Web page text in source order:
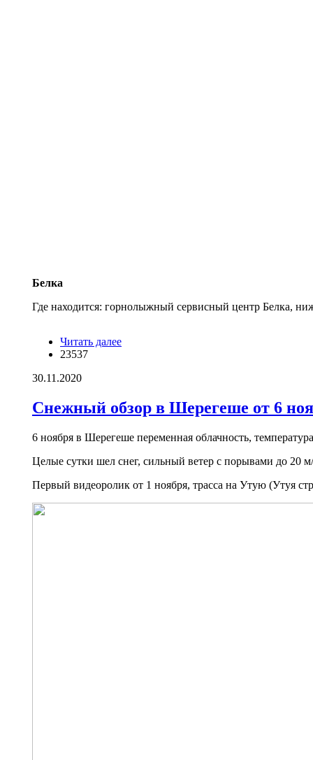
Белка
Где находится: горнолыжный сервисный центр Белка,
Читать далее
23537
30.11.2020
Снежный обзор в Шерегеше от 6
6 ноября в Шерегеше переменная облачность,
Целые сутки шел снег, сильный ветер с порывами до 20
Первый видеоролик от 1 ноября, трасса на Утую (Утуя